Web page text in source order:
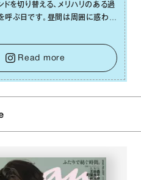
ドを切り替える、メリハリのある過
呼ぶ⽇です。昼間は周囲に惑わさ
そして夜は、疲れや寂しさから⽢
ないよう、⼼にしっかりブレーキ
この意識の切り替えが、あなたに
もたらすはずです。
Read more